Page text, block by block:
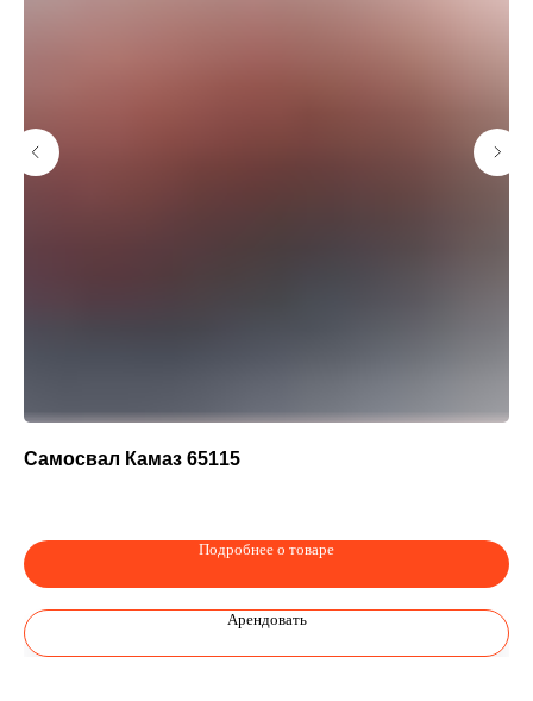
Самосвал Камаз 65115
Подробнее о товаре
Арендовать